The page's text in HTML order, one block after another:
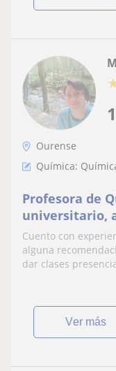
Ourense
Química:
Profesora de
universitario,
otras
Francés
Cuento con
alguna
dar clases
ver más